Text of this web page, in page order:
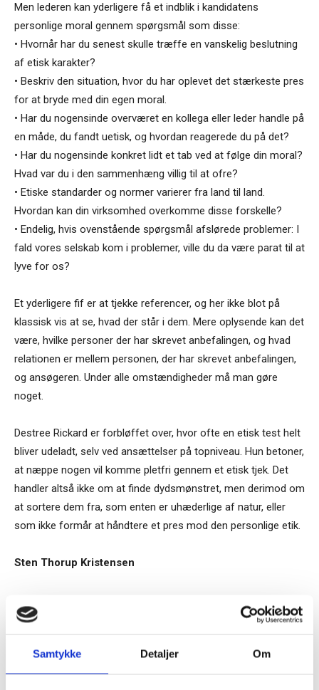
Samtykke Detaljer Om
Men lederen kan yderligere få et indblik i kandidatens
personlige moral gennem spørgsmål som disse:
• Hvornår har du senest skulle træffe en vanskelig beslutning
af etisk karakter?
• Beskriv den situation, hvor du har oplevet det stærkeste pres
for at bryde med din egen moral.
• Har du nogensinde overværet en kollega eller leder handle på
en måde, du fandt uetisk, og hvordan reagerede du på det?
• Har du nogensinde konkret lidt et tab ved at følge din moral?
Hvad var du i den sammenhæng villig til at ofre?
• Etiske standarder og normer varierer fra land til land.
Hvordan kan din virksomhed overkomme disse forskelle?
• Endelig, hvis ovenstående spørgsmål afslørede problemer: I
fald vores selskab kom i problemer, ville du da være parat til at
lyve for os?
Et yderligere fif er at tjekke referencer, og her ikke blot på
klassisk vis at se, hvad der står i dem. Mere oplysende kan det
være, hvilke personer der har skrevet anbefalingen, og hvad
relationen er mellem personen, der har skrevet anbefalingen,
og ansøgeren. Under alle omstændigheder må man gøre
noget.
Destree Rickard er forbløffet over, hvor ofte en etisk test helt
bliver udeladt, selv ved ansættelser på topniveau. Hun betoner,
at næppe nogen vil komme pletfri gennem et etisk tjek. Det
handler altså ikke om at finde dydsmønstret, men derimod om
at sortere dem fra, som enten er uhæderlige af natur, eller
som ikke formår at håndtere et pres mod den personlige etik.
Sten Thorup Kristensen
TAGS
HR
Tilmeld dig vores